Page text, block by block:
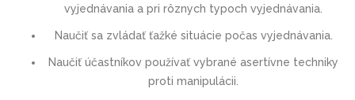
vyjednávania a pri rôznych typoch vyjednávania.
Naučiť sa zvládať ťažké situácie počas vyjednávania.
Naučiť účastníkov používať vybrané asertívne techniky
proti manipulácii.